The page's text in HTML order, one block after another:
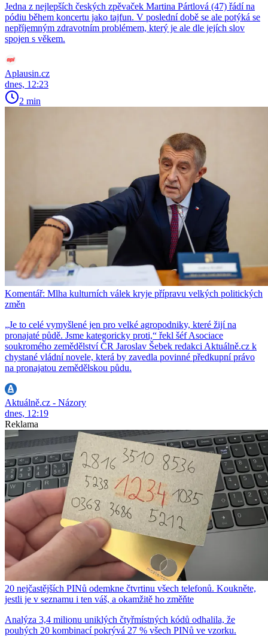
Jedna z nejlepších českých zpěvaček Martina Pártlová (47) řádí na
pódiu během koncertu jako tajfun. V poslední době se ale potýká se
nepříjemným zdravotním problémem, který je ale dle jejích slov
spojen s věkem.
Aplausin.cz
dnes, 12:23
2 min
Komentář: Mlha kulturních válek kryje přípravu velkých politických
změn
„Je to celé vymyšlené jen pro velké agropodniky, které žijí na
pronajaté půdě. Jsme kategoricky proti,“ řekl šéf Asociace
soukromého zemědělství ČR Jaroslav Šebek redakci Aktuálně.cz k
chystané vládní novele, která by zavedla povinné předkupní právo
na pronajatou zemědělskou půdu.
Aktuálně.cz - Názory
dnes, 12:19
Reklama
20 nejčastějších PINů odemkne čtvrtinu všech telefonů. Koukněte,
jestli je v seznamu i ten váš, a okamžitě ho změňte
Analýza 3,4 milionu uniklých čtyřmístných kódů odhalila, že
pouhých 20 kombinací pokrývá 27 % všech PINů ve vzorku.